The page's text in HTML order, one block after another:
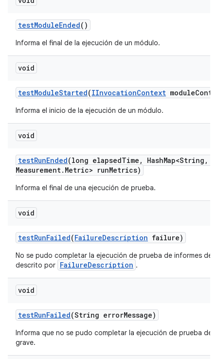
testModuleEnded()
Informa el final de la ejecución de un módulo.
void
testModuleStarted(IInvocationContext module
Informa el inicio de la ejecución de un módulo.
void
testRunEnded(long elapsedTime , HashMap<String ,
Measurement. Metric> runMetrics)
Informa el final de una ejecución de prueba.
void
testRunFailed(FailureDescription failure)
No se pudo completar la ejecución de prueba de informes
descrito por FailureDescription .
void
testRunFailed(String errorMessage)
Informa que no se pudo completar la ejecución de prueba
grave.